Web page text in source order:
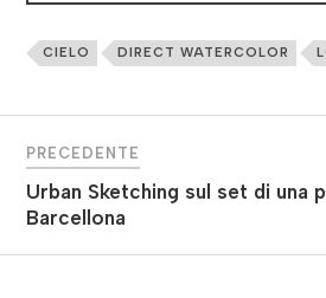
CIELO DIRECT WATERCOLOR
PRECEDENTE
Urban Sketching sul set di una
Barcellona